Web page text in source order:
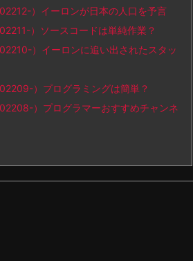
）イーロンが日本の人口を予言
）ソースコードは単純作業？
）イーロンに追い出されたスタッ
）プログラミングは簡単？
）プログラマーおすすめチャンネ